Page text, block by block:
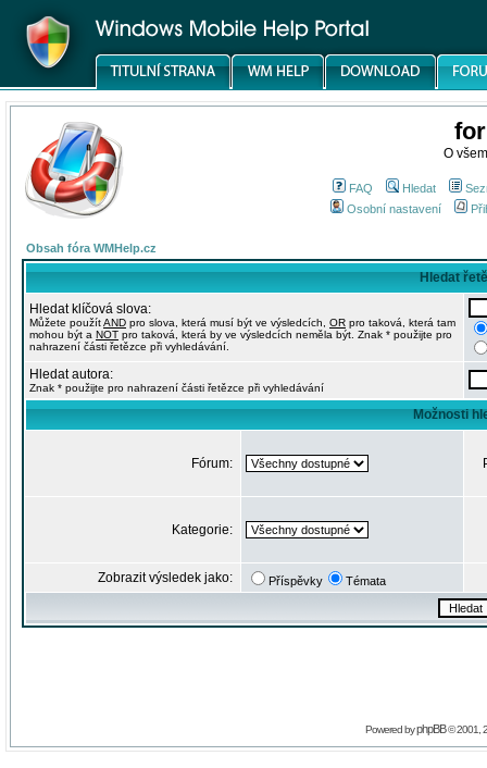
O
FAQ Hledat
Osobní nastavení
Obsah fóra WMHelp.cz
Hledat
Hledat klíčová slova:
Můžete použítAND pro slova, která musí být ve výsledcích, OR pro taková, která tam
mohou být a NOT pro taková, která by ve výsledcích neměla být. Znak * použijte pro
nahrazení části řetězce při vyhledávání.
Hledat autora:
Znak * použijte pro nahrazení části řetězce při vyhledávání
Možnosti
Fórum:
Kategorie:
Zobrazit výsledek jako: Příspěvky Témata
Powered byphpBB© 2001,